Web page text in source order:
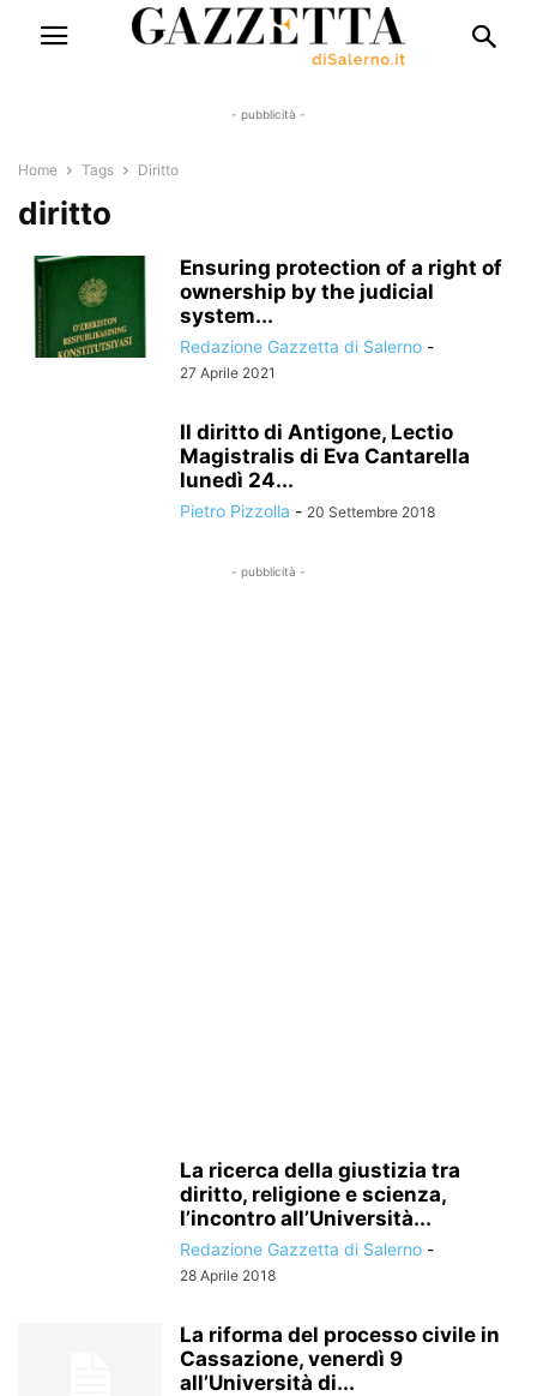
- pubblicità -
Home Tags Diritto
diritto
Ensuring protection of a right of
ownership by the judicial
system...
Redazione Gazzetta di Salerno -
27 Aprile 2021
Il diritto di Antigone, Lectio
Magistralis di Eva Cantarella
lunedì 24...
Pietro Pizzolla - 20 Settembre 2018
- pubblicità -
La ricerca della giustizia tra
diritto, religione e scienza,
l’incontro all’Università...
Redazione Gazzetta di Salerno -
28 Aprile 2018
La riforma del processo civile in
Cassazione, venerdì 9
all’Università di...